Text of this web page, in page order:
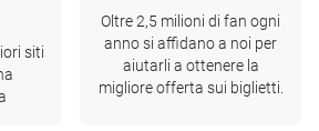
siti
Oltre 2,5 milioni di fan ogni
anno si affidano a noi per
aiutarli a ottenere la
migliore offerta sui biglietti.